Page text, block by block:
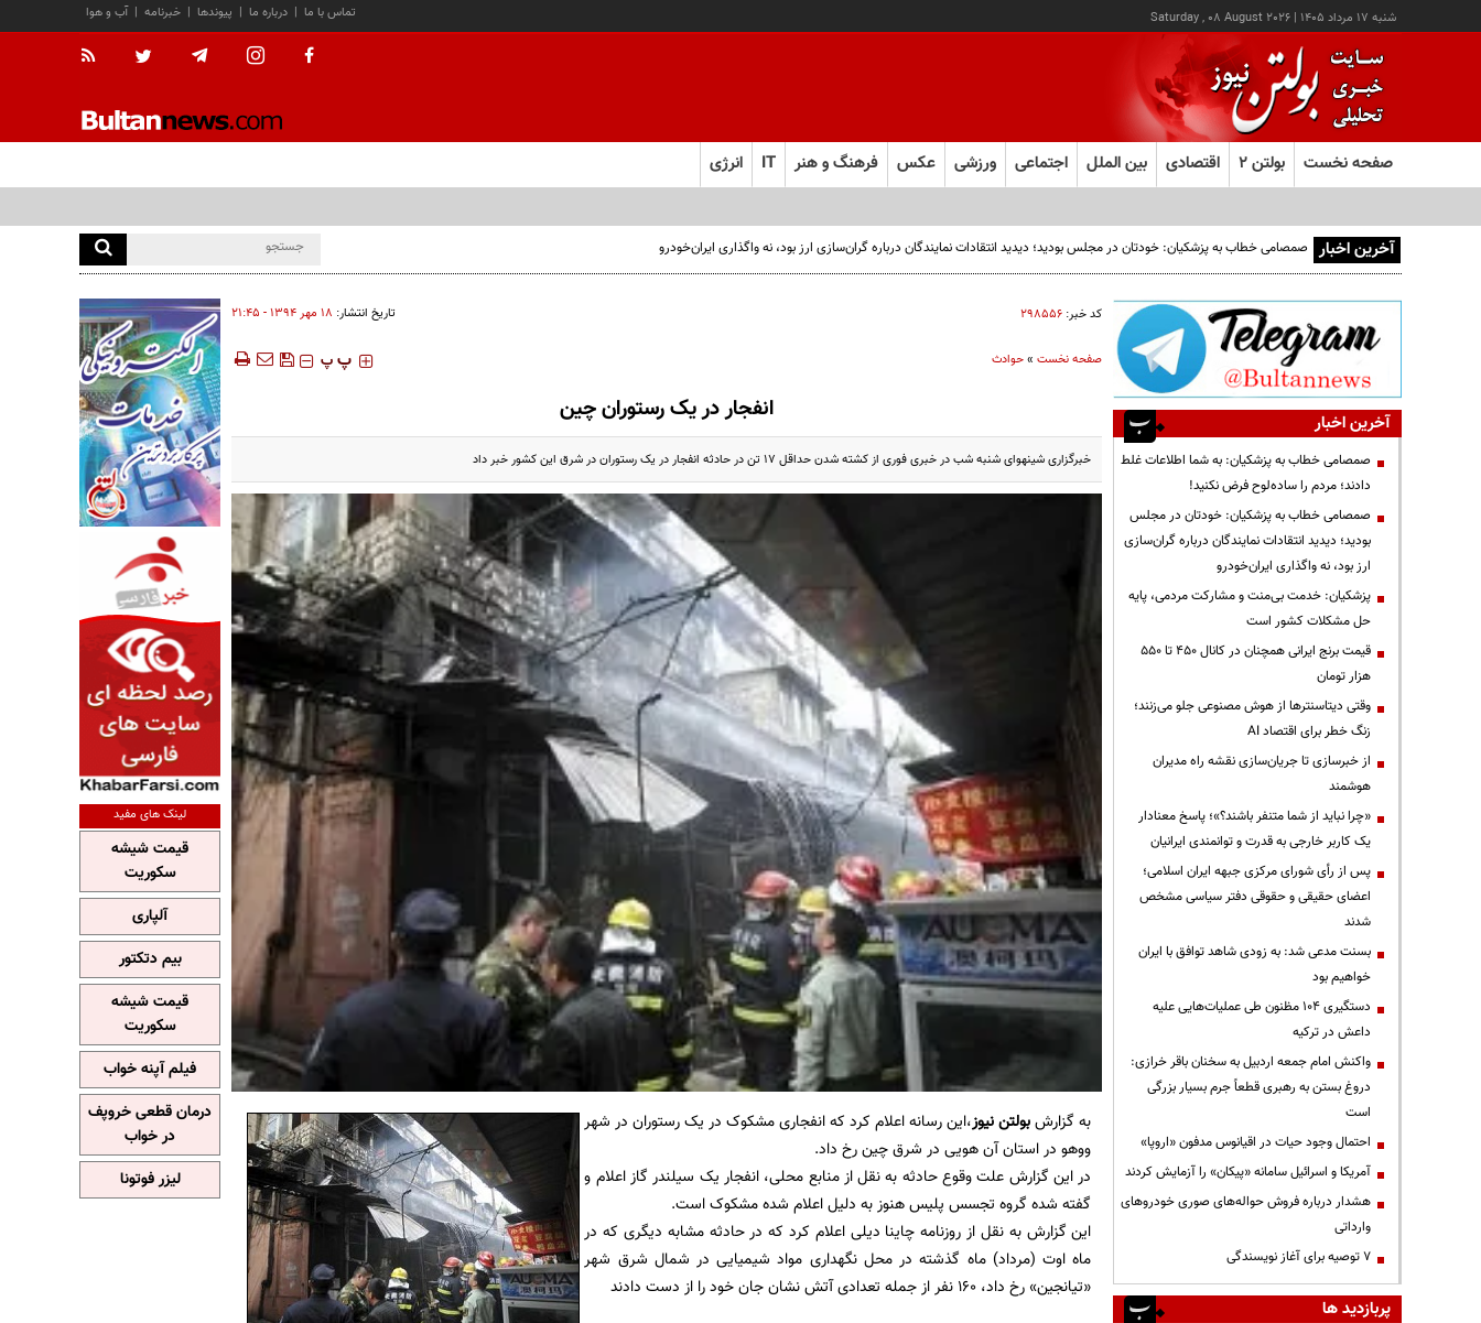
شنبه ۱۷ مرداد ۱۴۰۵ |
Saturday , 08 August 2026 آب و هوا | خبرنامه | پیوندها | درباره ما | تماس با ما
صفحه نخست بولتن ۲ اقتصادی بین الملل اجتماعی ورزشی عکس فرهنگ و هنر IT انرژی
آخرین اخبار صمصامی خطاب به پزشکیان: خودتان در مجلس بودید؛ دیدید انتقادات نمایندگان درباره گران‌سازی ارز بود، نه واگذاری ایران‌خودرو
کد خبر: ۲۹۸۵۵۶ تاریخ انتشار: ۱۸ مهر ۱۳۹۴ - ۲۱:۴۵
صفحه نخست»حوادث ‍‍‍ پ پ
انفجار در یک رستوران چین
خبرگزاری شینهوای شنبه شب در خبری فوری از کشته شدن حداقل 17 تن در حادثه انفجار در یک رستوران در شرق این کشور خبر داد
به گزارشبولتن نیوز،این رسانه اعلام کرد که انفجاری مشکوک در یک رستوران در شهر
ووهو در استان آن هویی در شرق چین رخ داد.
در این گزارش علت وقوع حادثه به نقل از منابع محلی، انفجار یک سیلندر گاز اعلام و
گفته شده گروه تجسس پلیس هنوز به دلیل اعلام شده مشکوک است.
این گزارش به نقل از روزنامه چاینا دیلی اعلام کرد که در حادثه مشابه دیگری که در
ماه اوت (مرداد) ماه گذشته در محل نگهداری مواد شیمیایی در شمال شرق شهر
«تیانجین» رخ داد، 160 نفر از جمله تعدادی آتش نشان جان خود را از دست دادند
آخرین اخبار
صمصامی خطاب به پزشکیان: به شما اطلاعات غلط
دادند؛ مردم را ساده‌لوح فرض نکنید!
صمصامی خطاب به پزشکیان: خودتان در مجلس
بودید؛ دیدید انتقادات نمایندگان درباره گران‌سازی
ارز بود، نه واگذاری ایران‌خودرو
پزشکیان: خدمت بی‌منت و مشارکت مردمی، پایه
حل مشکلات کشور است
قیمت‌ برنج ایرانی همچنان در کانال ۴۵۰ تا ۵۵۰
هزار تومان
وقتی دیتاسنترها از هوش مصنوعی جلو می‌زنند؛
زنگ خطر برای اقتصاد AI
از خبرسازی تا جریان‌سازی نقشه راه مدیران
هوشمند
«چرا نباید از شما متنفر باشند؟»؛ پاسخ معنادار
یک کاربر خارجی به قدرت و توانمندی ایرانیان
پس از رأی شورای مرکزی جبهه ایران اسلامی؛
اعضای حقیقی و حقوقی دفتر سیاسی مشخص
شدند
بسنت مدعی شد: به زودی شاهد توافق با ایران
خواهیم بود
دستگیری ۱۰۴ مظنون طی عملیات‌هایی علیه
داعش در ترکیه
واکنش امام جمعه اردبیل به سخنان باقر خرازی:
دروغ بستن به رهبری قطعاً جرم بسیار بزرگی
است
احتمال وجود حیات در اقیانوس مدفون «اروپا»
آمریکا و اسرائیل سامانه «پیکان» را آزمایش کردند
هشدار درباره فروش حواله‌های صوری خودروهای
وارداتی
۷ توصیه برای آغاز نویسندگی
پربازدید ها
لینک های مفید
قیمت شیشه
سکوریت
آلپاری
بیم دتکتور
قیمت شیشه
سکوریت
فیلم آپنه خواب
درمان قطعی خروپف
در خواب
لیزر فوتونا